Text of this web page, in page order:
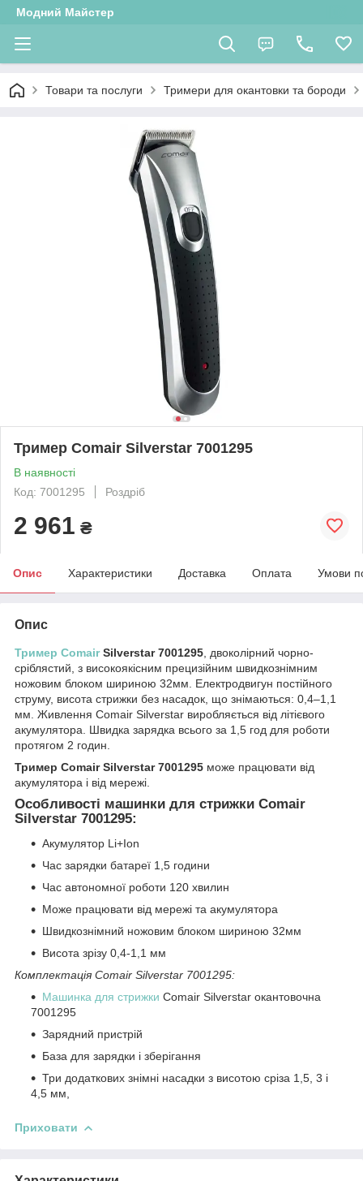
Модний Майстер
Товари та послуги Тримери для окантовки та бороди
Тример Comair Silverstar 7001295
В наявності
Код: 7001295
Роздріб
2 961 ₴
Опис Характеристики Доставка Оплата Умови
Опис
Тример ComairSilverstar 7001295 , двоколірний чорно-
сріблястий, з високоякісним прецизійним швидкознімним
ножовим блоком шириною 32мм. Електродвигун постійного
струму, висота стрижки без насадок, що знімаються: 0,4–1,1
мм. Живлення Comair Silverstar виробляється від літієвого
акумулятора. Швидка зарядка всього за 1,5 год для роботи
протягом 2 годин.
Тример Comair Silverstar 7001295 може працювати від
акумулятора і від мережі.
Особливості машинки для стрижки Comair
Silverstar 7001295:
Акумулятор Li+Ion
Час зарядки батареї 1,5 години
Час автономної роботи 120 хвилин
Може працювати від мережі та акумулятора
Швидкознімний ножовим блоком шириною 32мм
Висота зрізу 0,4-1,1 мм
Комплектація Comair Silverstar 7001295:
Машинка для стрижки Comair Silverstar окантовочна
7001295
Зарядний пристрій
База для зарядки і зберігання
Три додаткових знімні насадки з висотою сріза 1,5, 3 і
4,5 мм,
Приховати